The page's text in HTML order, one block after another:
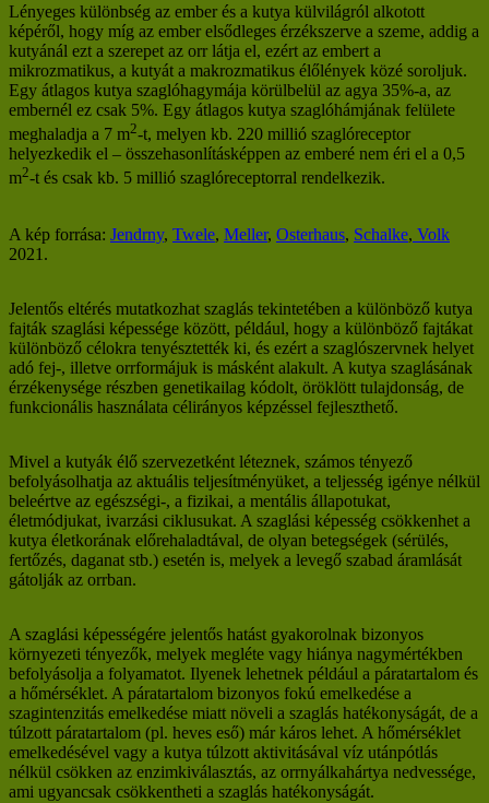
Lényeges különbség az ember és a kutya külvilágról alkotott
képéről, hogy míg az ember elsődleges érzékszerve a szeme, addig a
kutyánál ezt a szerepet az orr látja el, ezért az embert a
mikrozmatikus, a kutyát a makrozmatikus élőlények közé soroljuk.
Egy átlagos kutya szaglóhagymája körülbelül az agya 35%-a, az
embernél ez csak 5%. Egy átlagos kutya szaglóhámjának felülete
meghaladja a 7 m2-t, melyen kb. 220 millió szaglóreceptor
helyezkedik el – összehasonlításképpen az emberé nem éri el a 0,5
m2-t és csak kb. 5 millió szaglóreceptorral rendelkezik.
A kép forrása: Jendrny, Twele, Meller, Osterhaus, Schalke, Volk
2021.
Jelentős eltérés mutatkozhat szaglás tekintetében a különböző kutya
fajták szaglási képessége között, például, hogy a különböző fajtákat
különböző célokra tenyésztették ki, és ezért a szaglószervnek helyet
adó fej-, illetve orrformájuk is másként alakult. A kutya szaglásának
érzékenysége részben genetikailag kódolt, öröklött tulajdonság, de
funkcionális használata célirányos képzéssel fejleszthető.
Mivel a kutyák élő szervezetként léteznek, számos tényező
befolyásolhatja az aktuális teljesítményüket, a teljesség igénye nélkül
beleértve az egészségi-, a fizikai, a mentális állapotukat,
életmódjukat, ivarzási ciklusukat. A szaglási képesség csökkenhet a
kutya életkorának előrehaladtával, de olyan betegségek (sérülés,
fertőzés, daganat stb.) esetén is, melyek a levegő szabad áramlását
gátolják az orrban.
A szaglási képességére jelentős hatást gyakorolnak bizonyos
környezeti tényezők, melyek megléte vagy hiánya nagymértékben
befolyásolja a folyamatot. Ilyenek lehetnek például a páratartalom és
a hőmérséklet. A páratartalom bizonyos fokú emelkedése a
szagintenzitás emelkedése miatt növeli a szaglás hatékonyságát, de a
túlzott páratartalom (pl. heves eső) már káros lehet. A hőmérséklet
emelkedésével vagy a kutya túlzott aktivitásával víz utánpótlás
nélkül csökken az enzimkiválasztás, az orrnyálkahártya nedvessége,
ami ugyancsak csökkentheti a szaglás hatékonyságát.